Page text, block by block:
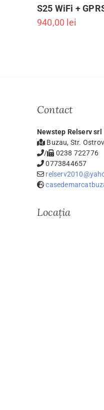
S25 WiFi +
940,00 lei
Contact
Newstep Relserv srl
Buzau, Str.
/
0238 722776
0773844657
Locația